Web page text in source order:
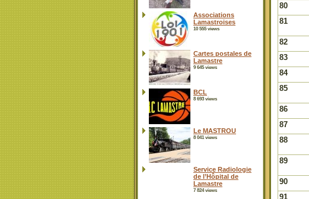
Associations
Lamastroises
10 555 views
Cartes postales de
Lamastre
9 645 views
BCL
8 693 views
Le MASTROU
8 041 views
Service Radiologie
de l’Hôpital de
Lamastre
7 824 views
80
81
82
83
84
85
86
87
88
89
90
91